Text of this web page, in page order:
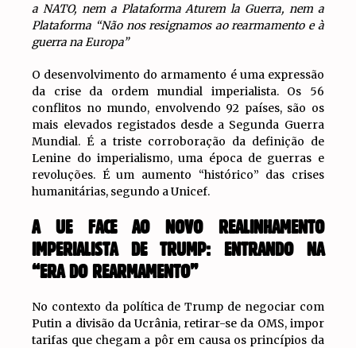
a NATO, nem a Plataforma Aturem la Guerra, nem a
Plataforma “Não nos resignamos ao rearmamento e à
guerra na Europa”
O desenvolvimento do armamento é uma expressão
da crise da ordem mundial imperialista. Os 56
conflitos no mundo, envolvendo 92 países, são os
mais elevados registados desde a Segunda Guerra
Mundial. É a triste corroboração da definição de
Lenine do imperialismo, uma época de guerras e
revoluções. É um aumento “histórico” das crises
humanitárias, segundo a Unicef.
A UE FACE AO NOVO REALINHAMENTO
IMPERIALISTA DE TRUMP: ENTRANDO NA
“ERA DO REARMAMENTO”
No contexto da política de Trump de negociar com
Putin a divisão da Ucrânia, retirar-se da OMS, impor
tarifas que chegam a pôr em causa os princípios da